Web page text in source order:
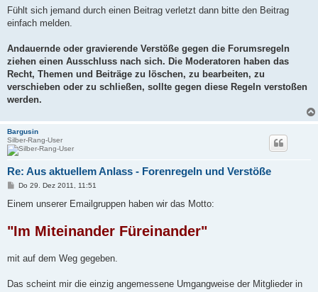
Fühlt sich jemand durch einen Beitrag verletzt dann bitte den Beitrag
einfach melden.
Andauernde oder gravierende Verstöße gegen die Forumsregeln
ziehen einen Ausschluss nach sich. Die Moderatoren haben das
Recht, Themen und Beiträge zu löschen, zu bearbeiten, zu
verschieben oder zu schließen, sollte gegen diese Regeln verstoßen
werden.
Bargusin
Silber-Rang-User
Re: Aus aktuellem Anlass - Forenregeln und Verstöße
B
i
a
g
Do 29. Dez 2011, 11:51
Einem unserer Emailgruppen haben wir das Motto:
"Im Miteinander Füreinander"
mit auf dem Weg gegeben.
Das scheint mir die einzig angemessene Umgangweise der Mitglieder in